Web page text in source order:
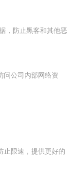
，防止黑客和其他恶
问公司内部网络资
止限速，提供更好的